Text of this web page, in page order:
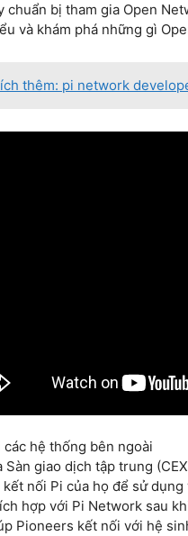
chuẩn bị tham gia Open
và khám phá những gì
thêm: pi network
hệ thống bên ngoài
giao dịch tập trung
nối Pi của họ để sử
hợp với Pi Network sau
Pioneers kết nối với hệ